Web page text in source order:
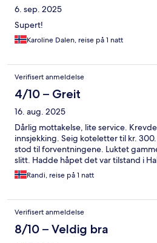
6. sep. 2025
Supert!
Karoline Dalen, reise på 1 natt
Verifisert anmeldelse
4/10 – Greit
16. aug. 2025
Dårlig mottakelse, lite service.
innsjekking. Seig koteletter til kr.
stod til forventningene. Luktet
slitt. Hadde håpet det var tilstand i
Randi, reise på 1 natt
Verifisert anmeldelse
8/10 – Veldig bra